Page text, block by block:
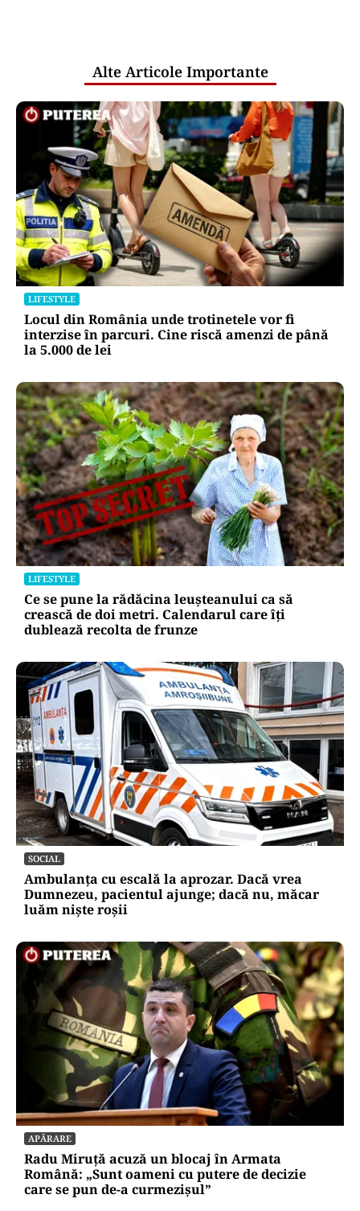
Alte Articole Importante
LIFESTYLE
Locul din România unde trotinetele vor fi
interzise în parcuri. Cine riscă amenzi de până
la 5.000 de lei
LIFESTYLE
Ce se pune la rădăcina leușteanului ca să
crească de doi metri. Calendarul care îți
dublează recolta de frunze
SOCIAL
Ambulanța cu escală la aprozar. Dacă vrea
Dumnezeu, pacientul ajunge; dacă nu, măcar
luăm niște roșii
APĂRARE
Radu Miruță acuză un blocaj în Armata
Română: „Sunt oameni cu putere de decizie
care se pun de-a curmezișul”